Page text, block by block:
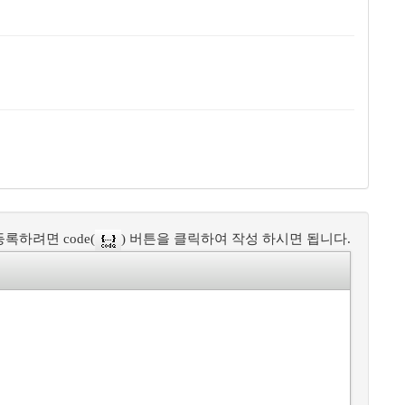
록하려면 code( ) 버튼을 클릭하여 작성 하시면 됩니다.